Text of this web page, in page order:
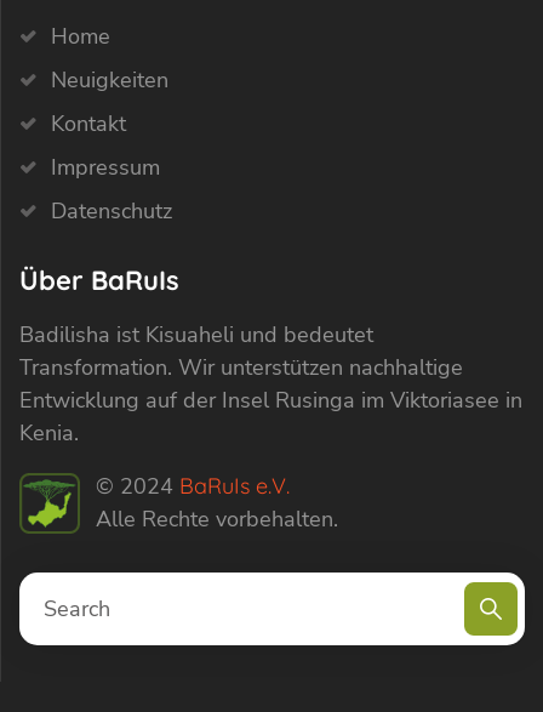
Home
Neuigkeiten
Kontakt
Impressum
Datenschutz
Über BaRuIs
Badilisha ist Kisuaheli und bedeutet
Transformation. Wir unterstützen nachhaltige
Entwicklung auf der Insel Rusinga im Viktoriasee in
Kenia.
© 2024 BaRuIs e.V.
Alle Rechte vorbehalten.